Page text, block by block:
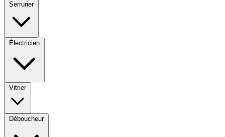
Serrurier
Électricien
Vitrier
Déboucheur